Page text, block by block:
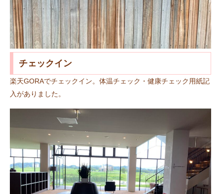
チェックイン
楽天GORAでチェックイン。体温チェック・健康チェック用紙記
入がありました。